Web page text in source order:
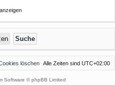
Alle Zeiten sind UTC+02:00
löschen
Software © phpBB Limited